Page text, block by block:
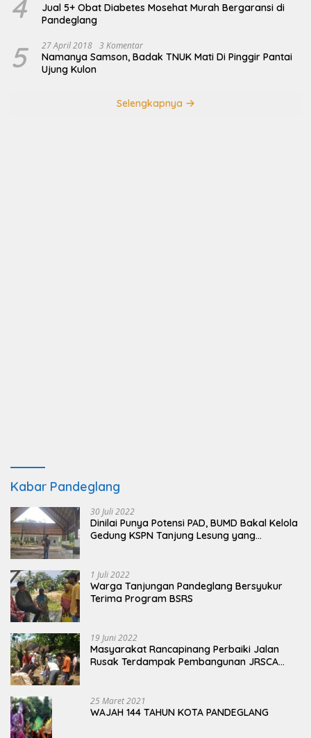
4
Jual 5+ Obat Diabetes Mosehat Murah Bergaransi di
Pandeglang
5 27 April 2018 3 Komentar
Namanya Samson, Badak TNUK Mati Di Pinggir Pantai
Ujung Kulon
Selengkapnya
Kabar Pandeglang
30 Juli 2022
Dinilai Punya Potensi PAD, BUMD Bakal Kelola
Gedung KSPN Tanjung Lesung yang
1 Juli 2022
Warga Tanjungan Pandeglang Bersyukur
Terima Program BSRS
19 Juni 2022
Masyarakat Rancapinang Perbaiki Jalan
Rusak Terdampak Pembangunan JRSCA
25 Maret 2021
WAJAH 144 TAHUN KOTA PANDEGLANG